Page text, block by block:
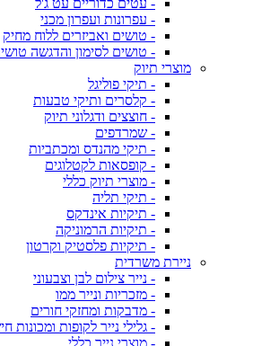
- עטים כדוריים עט ג'ל
- עפרונות ועפרון מכני
- טושים ואביזרים ללוח מחיק
- טושים לסימון והדגשה
מוצרי תיוק
- תיקי פוליגל
- קלסרים ותיקי טבעות
- חוצצים ודגלוני תיוק
- שמרדפים
- תיקי מהנדס ומכתביות
- קופסאות לקטלוגים
- מוצרי תיוק כללי
- תיקי תליה
- תיקיות אינדקס
- תיקיות הרמוניקה
- תיקיות פלסטיק וקרטון
ניירת משרדית
- נייר צילום לבן וצבעוני
- מזכריות ונייר ממו
- מדבקות ומחזקי חורים
- גלילי נייר לקופות ומכונות
- מוצרי נייר כללי